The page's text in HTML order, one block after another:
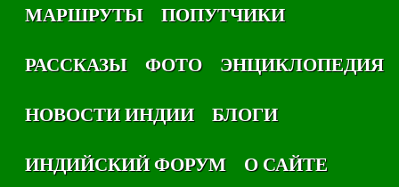
МАРШРУТЫ
ПОПУТЧИКИ
РАССКАЗЫ
ФОТО
ЭНЦИКЛОПЕДИЯ
НОВОСТИ ИНДИИ
БЛОГИ
ИНДИЙСКИЙ ФОРУМ
О САЙТЕ